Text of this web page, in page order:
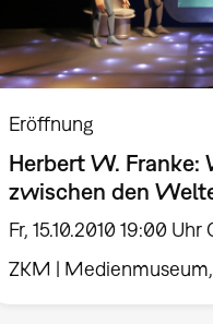
Eröffnung
Herbert W. Franke:
zwischen den
Fr, 15.10.2010 19:00 Uhr
ZKM |